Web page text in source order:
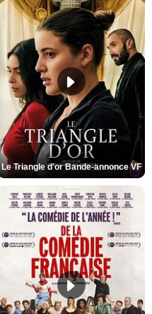
Le Triangle d'or Bande-annonce VF